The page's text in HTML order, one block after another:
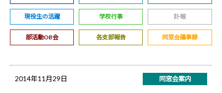
現役生の活躍 学校行事 訃報
部活動OB会 各支部報告 同窓会議事録
2014年11月29日 同窓会案内